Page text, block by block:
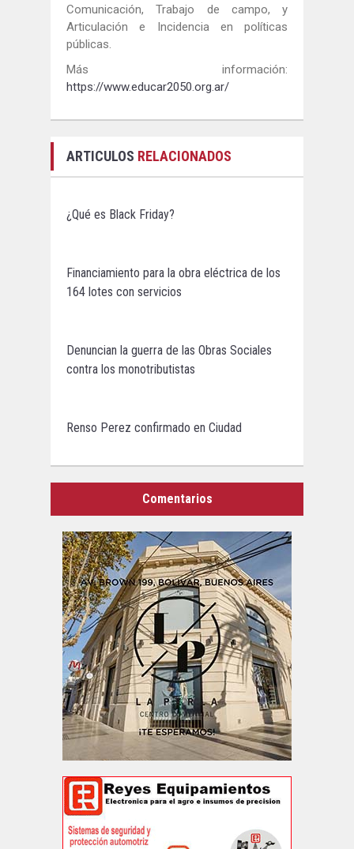
Comunicación, Trabajo de campo, y
Articulación e Incidencia en políticas
públicas.
Más información:
https://www.educar2050.org.ar/
ARTICULOS RELACIONADOS
¿Qué es Black Friday?
Financiamiento para la obra eléctrica de los
164 lotes con servicios
Denuncian la guerra de las Obras Sociales
contra los monotributistas
Renso Perez confirmado en Ciudad
Comentarios